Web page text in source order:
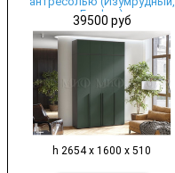
Графит)
39500 руб
h 2654 х 1600 х 510